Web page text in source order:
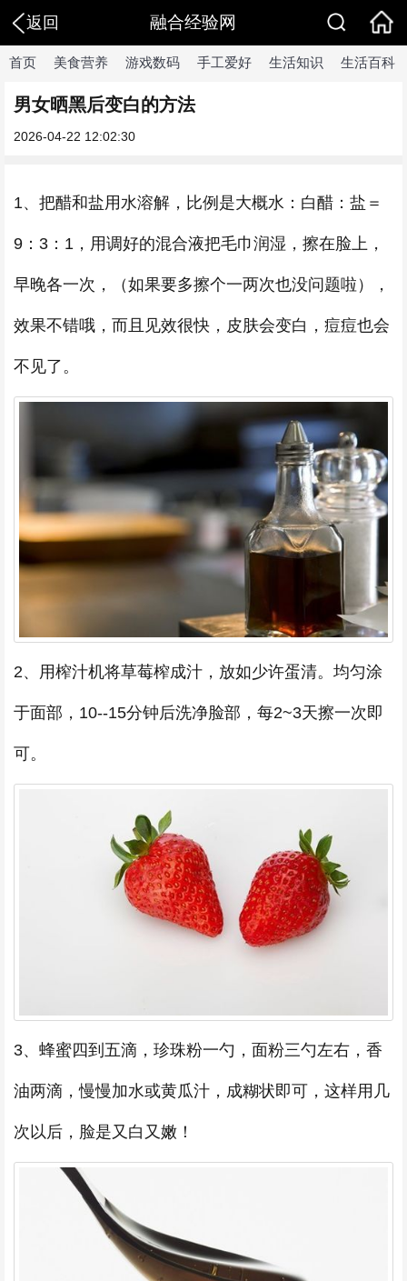
返回 融合经验网
首页 美食营养 游戏数码 手工爱好 生活知识 生活百科
男女晒黑后变白的方法
2026-04-22 12:02:30
1、把醋和盐用水溶解，比例是大概水：白醋：盐＝
9：3：1，用调好的混合液把毛巾润湿，擦在脸上，
早晚各一次，（如果要多擦个一两次也没问题啦），
效果不错哦，而且见效很快，皮肤会变白，痘痘也会
不见了。
2、用榨汁机将草莓榨成汁，放如少许蛋清。均匀涂
于面部，10--15分钟后洗净脸部，每2~3天擦一次即
可。
3、蜂蜜四到五滴，珍珠粉一勺，面粉三勺左右，香
油两滴，慢慢加水或黄瓜汁，成糊状即可，这样用几
次以后，脸是又白又嫩！